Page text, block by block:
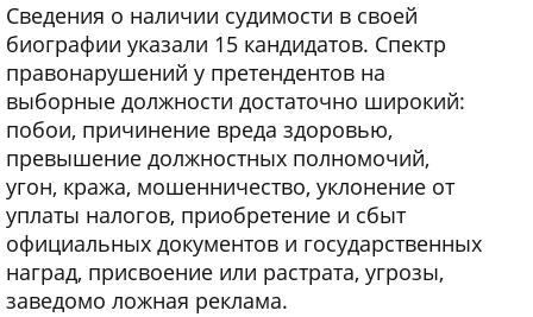
Сведения о наличии судимости в своей
биографии указали 15 кандидатов. Спектр
правонарушений у претендентов на
выборные должности достаточно широкий:
побои, причинение вреда здоровью,
превышение должностных полномочий,
угон, кража, мошенничество, уклонение от
уплаты налогов, приобретение и сбыт
официальных документов и государственных
наград, присвоение или растрата, угрозы,
заведомо ложная реклама.